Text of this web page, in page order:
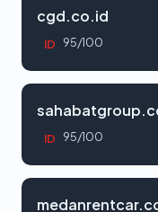
cgd.co.id
ID 95/100
ID 95/100